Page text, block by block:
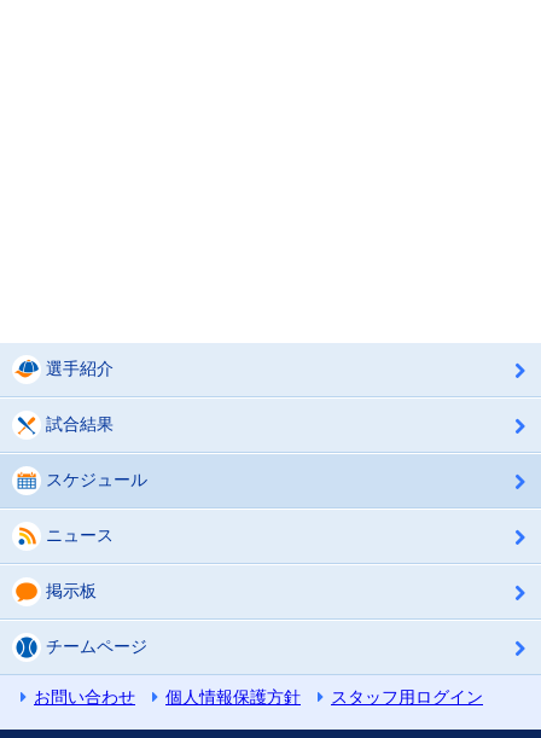
選手紹介
試合結果
スケジュール
ニュース
掲示板
チームページ
お問い合わせ 個人情報保護方針 スタッフ用ログイン